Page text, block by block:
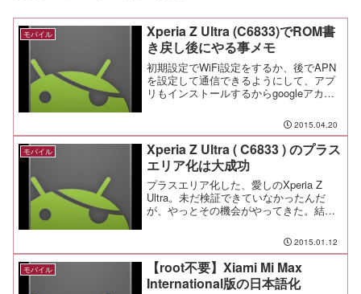
モバイル
Xperia Z Ultra (C6833)でROM書
き戻し後にやる事メモ
初期設定でWiFi設定をするか、後でAPN
を設定して通信できるようにして、アプ
リもインストールするからgoogleアカウ
ードを有効にして、USBデバッグをONに
する。設定 → 端末情報 → ビルド
番号を7...
2015.04.20
モバイル
Xperia Z Ultra ( C6833 ) のプラス
エリア化は大成功
プラスエリア化した、愛しのXperia Z
Ultra。未だ検証できていなかったんだ
が、やっとその機会がやってきた。結
2015.01.12
モバイル
【root不要】Xiami Mi Max
International版の日本語化